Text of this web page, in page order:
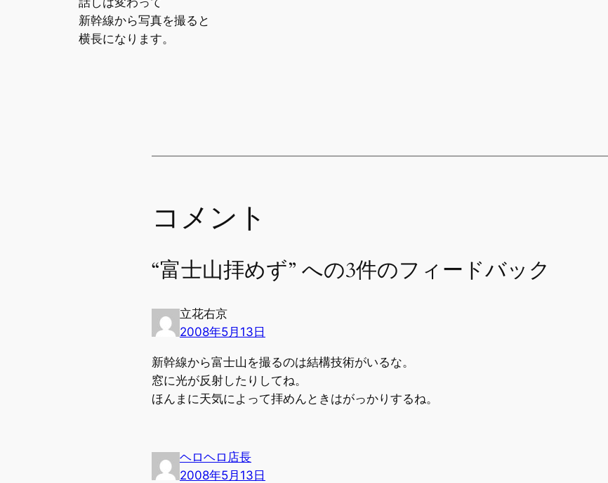
新幹線から写真を撮ると
横長になります。
コメント
“富士山拝めず” への3件のフィードバック
立花右京
2008年5月13日
新幹線から富士山を撮るのは結構技術がいるな。
窓に光が反射したりしてね。
ほんまに天気によって拝めんときはがっかりするね。
ヘロヘロ店長
2008年5月13日